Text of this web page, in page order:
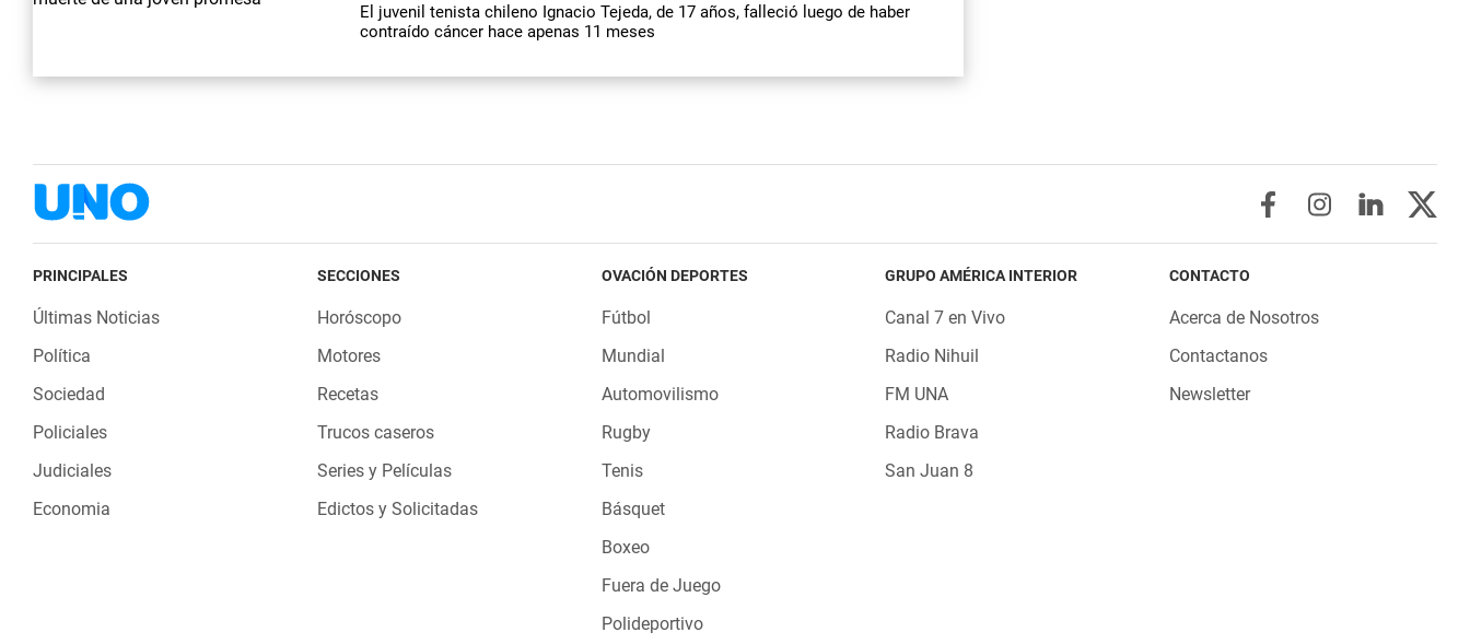
El juvenil tenista chileno Ignacio Tejeda, de 17 años, falleció luego de haber
contraído cáncer hace apenas 11 meses
PRINCIPALES
Últimas Noticias
Política
Sociedad
Policiales
Judiciales
Economia
SECCIONES
Horóscopo
Motores
Recetas
Trucos caseros
Series y Películas
Edictos y Solicitadas
OVACIÓN DEPORTES
Fútbol
Mundial
Automovilismo
Rugby
Tenis
Básquet
Boxeo
Fuera de Juego
Polideportivo
GRUPO AMÉRICA INTERIOR
Canal 7 en Vivo
Radio Nihuil
FM UNA
Radio Brava
San Juan 8
CONTACTO
Acerca de Nosotros
Contactanos
Newsletter